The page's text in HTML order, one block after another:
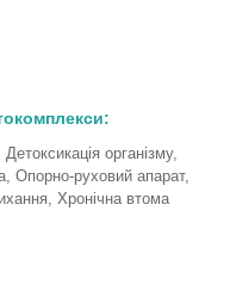
організму,
Опорно-руховий апарат,
Хронічна втома